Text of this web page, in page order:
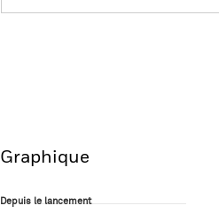
Graphique
Depuis le lancement
Depuis le lancement